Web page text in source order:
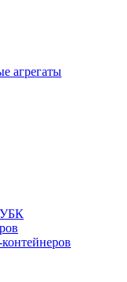
агрегаты
УБК